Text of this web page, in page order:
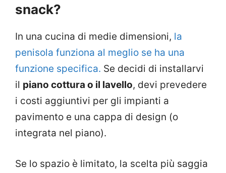
snack?
In una cucina di medie dimensioni, la
penisola funziona al meglio se ha una
funzione specifica. Se decidi di installarvi
il piano cottura o il lavello, devi prevedere
i costi aggiuntivi per gli impianti a
pavimento e una cappa di design (o
integrata nel piano).
Se lo spazio è limitato, la scelta più saggia